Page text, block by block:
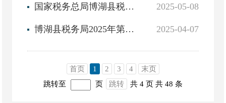
2025-05-08
国家税务总局博湖县税务局2025年4月非正常户公告
2025-04-07
博湖县税务局2025年第一季度达到县局公告标准纳税人清册（博湖）
首页 1 2 3 4
末页
跳转至
页 跳转 共 4 页 共 48 条